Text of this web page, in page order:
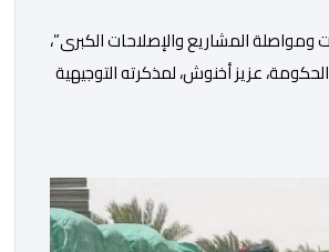
ومواصلة المشاريع والإصلاحات الكبرى”،
عزيز أخنوش، لمذكرته التوجيهية
الحكومية. هذه الرسالة التأطيرية ارتكزت على 4 أولويات، كما
عقلنة نفقات التسيير، بل وتقييد
الضرورة. […]